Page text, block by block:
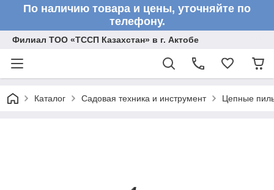
По наличию товара и цены, уточняйте по
телефону.
Филиал ТОО «ТССП Казахстан» в г. Актобе
Каталог Садовая техника и инструмент Цепные